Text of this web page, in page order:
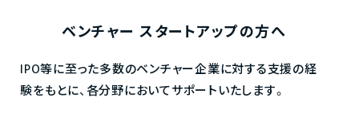
ベンチャー スタートアップの方へ
IPO等に至った多数のベンチャー企業に対する支援の経
験をもとに、各分野においてサポートいたします。